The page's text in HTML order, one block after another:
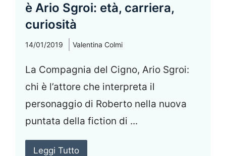
è Ario Sgroi: età, carriera,
curiosità
14/01/2019 Valentina Colmi
La Compagnia del Cigno, Ario Sgroi:
chi è l’attore che interpreta il
personaggio di Roberto nella nuova
puntata della fiction di ...
Leggi Tutto